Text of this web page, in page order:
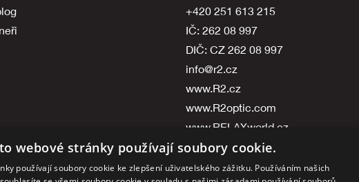
+420 251 613 215
IČ: 262 08 997
DIČ: CZ 262 08 997
info@r2.cz
www.R2.cz
www.R2optic.com
www.RELAXworld.cz
PROVOZOVATEL
webové stránky používají soubory cookie.
používají soubory cookie ke zlepšení uživatelského zážitku. Používáním našich